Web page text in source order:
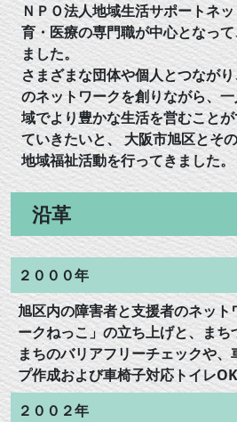
ＮＰＯ法人地域生活サポートネ
育・医療の専門職が中心となっ
ました。
さまざまな団体や個人とつなが
のネットワークを創りながら、
域でより豊かな生活を営むこと
ていきたいと、 大阪市旭区とそ
地域福祉活動を行ってきました。
沿革
２０００年
旭区内の障害者と支援者のネッ
ークねっこ」の立ち上げと、まち
まちのバリアフリーチェックや
プ作成および車椅子対応トイレ
２００２年